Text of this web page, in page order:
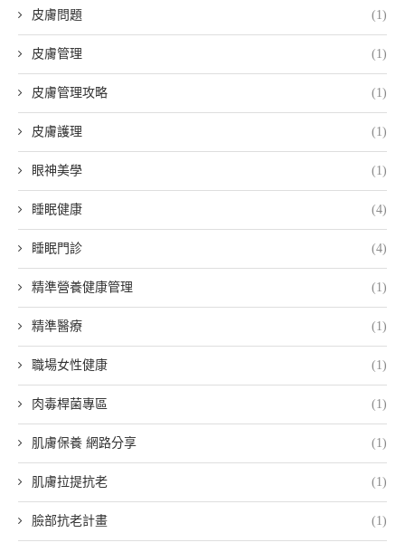
皮膚問題 (1)
皮膚管理 (1)
皮膚管理攻略 (1)
皮膚護理 (1)
眼神美學 (1)
睡眠健康 (4)
睡眠門診 (4)
精準營養健康管理 (1)
精準醫療 (1)
職場女性健康 (1)
肉毒桿菌專區 (1)
肌膚保養 網路分享 (1)
肌膚拉提抗老 (1)
臉部抗老計畫 (1)